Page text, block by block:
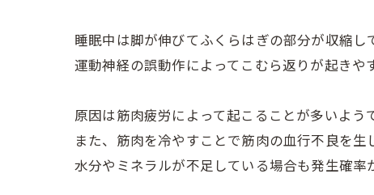
睡眠中は脚が伸びてふくらはぎの部分が収縮し
運動神経の誤動作によってこむら返りが起きや
原因は筋肉疲労によって起こることが多いよう
また、筋肉を冷やすことで筋肉の血行不良を生
水分やミネラルが不足している場合も発生確率